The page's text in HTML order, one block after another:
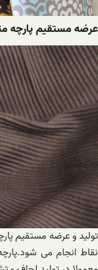
عرضه مستقیم پارچه
تولید و عرضه مستقیم
نقاط انجام می